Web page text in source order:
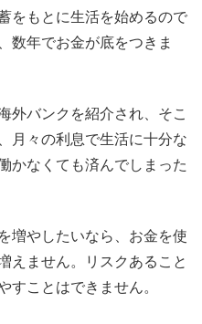
をもとに生活を始めるので
数年でお金が底をつきま
外バンクを紹介され、そこ
月々の利息で生活に十分な
かなくても済んでしまった
増やしたいなら、お金を使
えません。リスクあること
すことはできません。